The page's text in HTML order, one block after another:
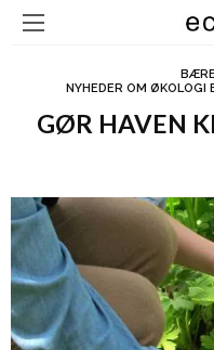
NYHEDER OM ØKOLOGI
GØR HAVEN